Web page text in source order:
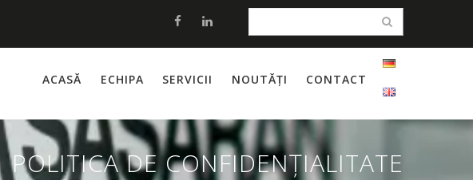
ACASĂ ECHIPA SERVICII NOUTĂȚI CONTACT
POLITICA DE CONFIDENȚIALITATE